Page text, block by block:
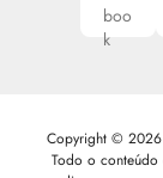
Copyright © 2026
Todo o